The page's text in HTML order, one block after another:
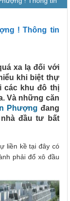
! Thông tin
xa lạ đối với
khi biệt thự
các khu đô thị
Và những căn
Phượng đang
đầu tư bất
liền kề tại đây có
phải đổ xô đầu